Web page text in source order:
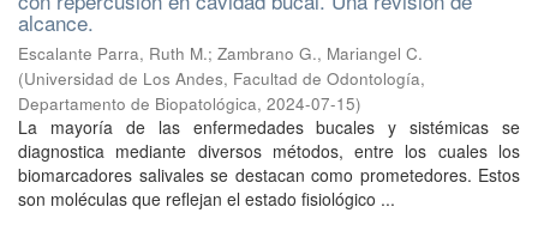
alcance.
Escalante Parra, Ruth M.; Zambrano G., Mariangel C.
(Universidad de Los Andes, Facultad de Odontología,
Departamento de Biopatológica, 2024-07-15)
La mayoría de las enfermedades bucales y sistémicas se
diagnostica mediante diversos métodos, entre los cuales los
biomarcadores salivales se destacan como prometedores. Estos
son moléculas que reflejan el estado fisiológico ...